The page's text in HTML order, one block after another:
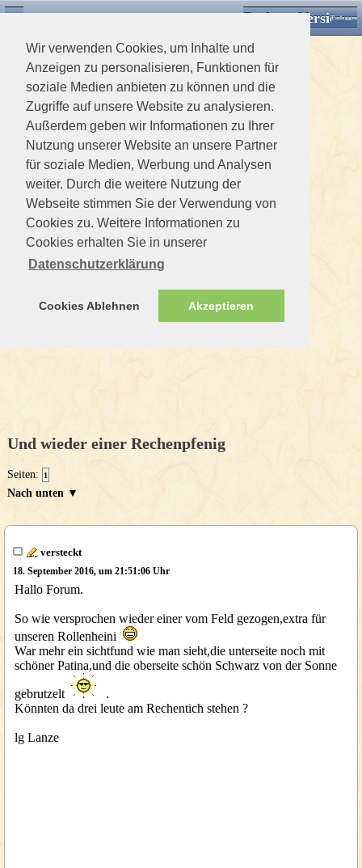
Wir verwenden Cookies, um Inhalte und
Anzeigen zu personalisieren, Funktionen für
soziale Medien anbieten zu können und die
Zugriffe auf unsere Website zu analysieren.
Außerdem geben wir Informationen zu Ihrer
Nutzung unserer Website an unsere Partner
für soziale Medien, Werbung und Analysen
weiter. Durch die weitere Nutzung der
Webseite stimmen Sie der Verwendung von
Cookies zu. Weitere Informationen zu
Cookies erhalten Sie in unserer
Datenschutzerklärung
Cookies Ablehnen Akzeptieren
Desktop VersionEinloggen
Und wieder einer Rechenpfenig
Seiten: 1
Nach unten ▼
versteckt
18. September 2016, um 21:51:06 Uhr
Hallo Forum.
So wie versprochen wieder einer vom Feld gezogen,extra für
unseren Rollenheini
War mehr ein sichtfund wie man sieht,die unterseite noch mit
schöner Patina,und die oberseite schön Schwarz von der Sonne
gebrutzelt
.
Könnten da drei leute am Rechentich stehen ?
lg Lanze